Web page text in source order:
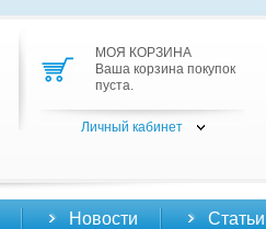
МОЯ КОРЗИНА
Ваша корзина покупок
пуста.
Личный кабинет
Новости Статьи